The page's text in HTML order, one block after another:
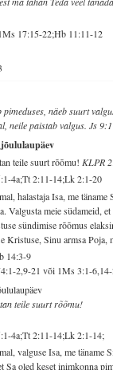
17:15-22;Hb 11:11-12
pimeduses, näeb suurt
neile paistab valgus. Js 9:1
teile suurt rõõmu! KLPR
4a;Tt 2:11-14;Lk 2:1-20
halastaja Isa, me täname
Valgusta meie südameid,
sündimise rõõmus
Kristuse, Sinu armsa Poja,
14:3-9
2,9-21 või 1Ms 3:1-
teile suurt rõõmu!
4a;Tt 2:11-14;Lk 2:1-14;
valguse Isa, me täname
Sa oled keset inimkonna